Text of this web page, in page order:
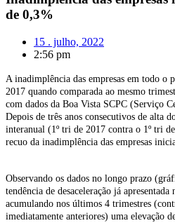
de 0,3%
15 . julho, 2022
2:56 pm
A inadimplência das empresas em todo o
2017 quando comparada ao mesmo
com dados da Boa Vista SCPC (Serviço
Depois de três anos consecutivos de alta
interanual (1º tri de 2017 contra o 1º tri
recuo da inadimplência das empresas
Observando os dados no longo prazo
tendência de desaceleração já apresentada
acumulando nos últimos 4 trimestres
imediatamente anteriores) uma elevação